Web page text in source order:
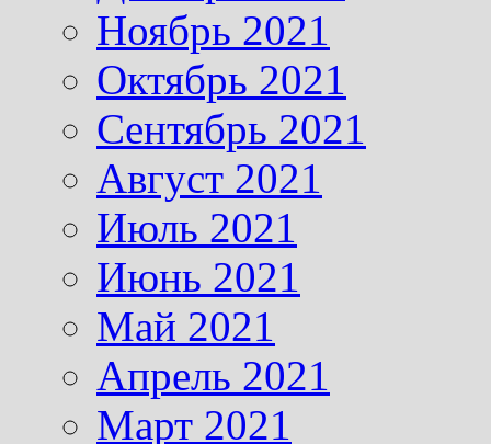
Ноябрь 2021
Октябрь 2021
Сентябрь 2021
Август 2021
Июль 2021
Июнь 2021
Май 2021
Апрель 2021
Март 2021